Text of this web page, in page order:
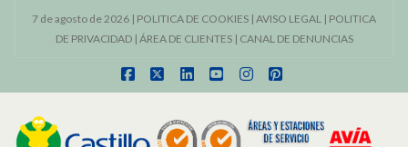
7 de agosto de 2026 | POLITICA DE COOKIES | AVISO LEGAL | POLITICA
DE PRIVACIDAD| ÁREA DE CLIENTES| CANAL DE DENUNCIAS
Facebook
X LinkedInYouTubeInstagram
Pinterest